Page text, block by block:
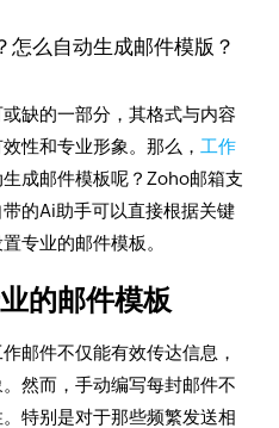
缺的一部分，其格式与内容
性和专业形象。那么， 工作
成邮件模板呢？Zoho邮箱支
的Ai助手可以直接根据关键
专业的邮件模板。
的邮件模板
邮件不仅能有效传达信息，
然而，手动编写每封邮件不
特别是对于那些频繁发送相